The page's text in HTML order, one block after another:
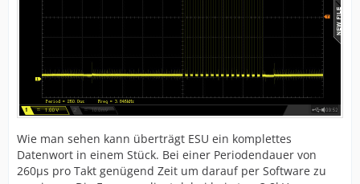
Wie man sehen kann überträgt ESU ein komplettes
Datenwort in einem Stück. Bei einer Periodendauer von
260µs pro Takt genügend Zeit um darauf per Software zu